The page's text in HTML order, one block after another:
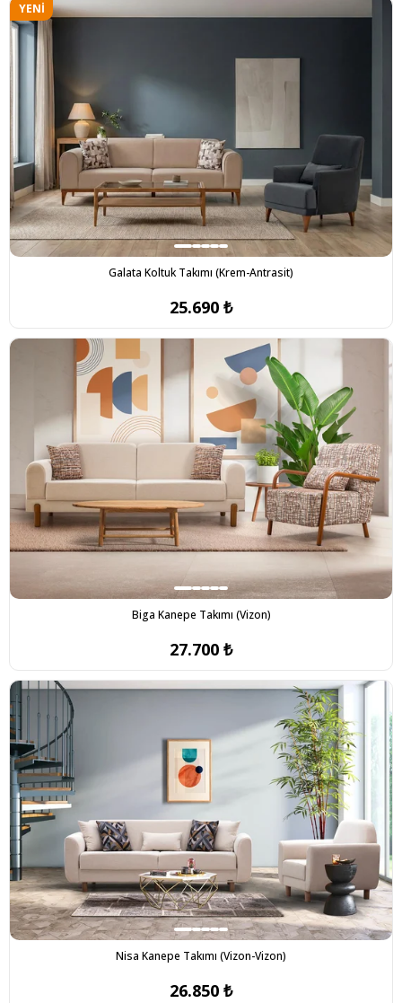
Galata Koltuk Takımı (Krem-Antrasit)
25.690 ₺
YENI
ÜRÜN
Biga Kanepe Takımı (Vizon)
27.700 ₺
Nisa Kanepe Takımı (Vizon-Vizon)
26.850 ₺